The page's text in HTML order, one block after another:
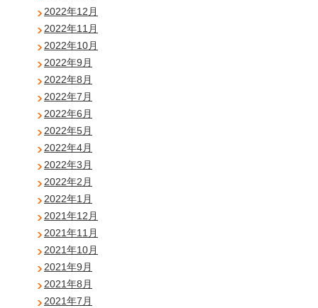
2022年12月
2022年11月
2022年10月
2022年9月
2022年8月
2022年7月
2022年6月
2022年5月
2022年4月
2022年3月
2022年2月
2022年1月
2021年12月
2021年11月
2021年10月
2021年9月
2021年8月
2021年7月